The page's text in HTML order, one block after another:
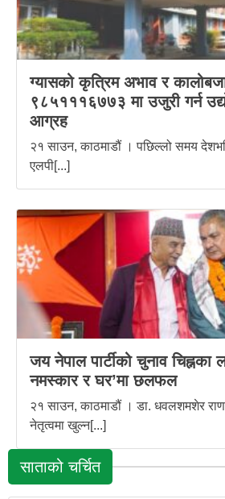
ग्यासको कृत्रिम अभाव र
९८५१११६७७३ मा उजुरी गर्न
आग्रह
२१ साउन, काठमाडौं । पछिल्लो समय
एलपी[...]
जय नेपाल पार्टीको चुनाव चिह्नका
नमस्कार र घर’मा छलफल
२१ साउन, काठमाडौं । डा. धवलशमशेर राणा
नेतृत्वमा खुल्न[...]
साताको चर्चित